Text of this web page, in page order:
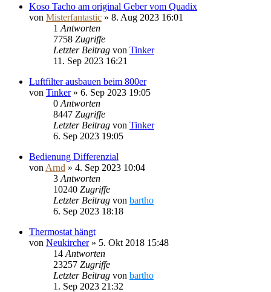
Koso Tacho am original Geber vom Quadix
von Misterfantastic » 8. Aug 2023 16:01
1 Antworten
7758 Zugriffe
Letzter Beitrag von Tinker
11. Sep 2023 16:21
Luftfilter ausbauen beim 800er
von Tinker» 6. Sep 2023 19:05
0 Antworten
8447 Zugriffe
Letzter Beitrag von Tinker
6. Sep 2023 19:05
Bedienung Differenzial
von Arnd » 4. Sep 2023 10:04
3 Antworten
10240 Zugriffe
Letzter Beitrag von bartho
6. Sep 2023 18:18
Thermostat hängt
von Neukircher» 5. Okt 2018 15:48
14 Antworten
23257 Zugriffe
Letzter Beitrag von bartho
1. Sep 2023 21:32